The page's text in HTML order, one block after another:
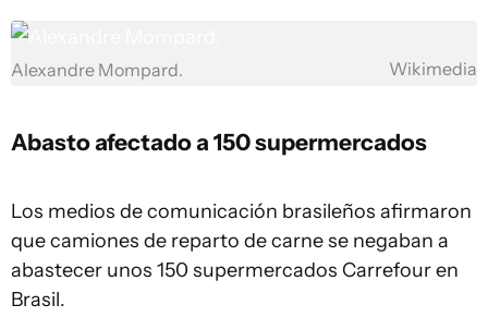
Alexandre Mompard. Wikimedia
Abasto afectado a 150 supermercados
Los medios de comunicación brasileños afirmaron
que camiones de reparto de carne se negaban a
abastecer unos 150 supermercados Carrefour en
Brasil.